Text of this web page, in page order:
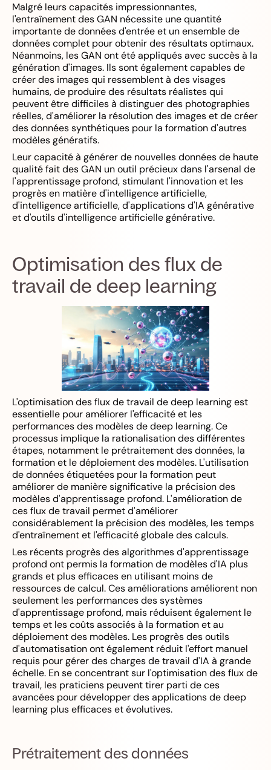
Malgré leurs capacités impressionnantes,
l'entraînement des GAN nécessite une quantité
importante de données d'entrée et un ensemble de
données complet pour obtenir des résultats optimaux.
Néanmoins, les GAN ont été appliqués avec succès à la
génération d'images. Ils sont également capables de
créer des images qui ressemblent à des visages
humains, de produire des résultats réalistes qui
peuvent être difficiles à distinguer des photographies
réelles, d'améliorer la résolution des images et de créer
des données synthétiques pour la formation d'autres
modèles génératifs.
Leur capacité à générer de nouvelles données de haute
qualité fait des GAN un outil précieux dans l'arsenal de
l'apprentissage profond, stimulant l'innovation et les
progrès en matière d'intelligence artificielle,
d'intelligence artificielle, d'applications d'IA générative
et d'outils d'intelligence artificielle générative.
Optimisation des flux de
travail de deep learning
L'optimisation des flux de travail de deep learning est
essentielle pour améliorer l'efficacité et les
performances des modèles de deep learning. Ce
processus implique la rationalisation des différentes
étapes, notamment le prétraitement des données, la
formation et le déploiement des modèles. L'utilisation
de données étiquetées pour la formation peut
améliorer de manière significative la précision des
modèles d'apprentissage profond. L'amélioration de
ces flux de travail permet d'améliorer
considérablement la précision des modèles, les temps
d'entraînement et l'efficacité globale des calculs.
Les récents progrès des algorithmes d'apprentissage
profond ont permis la formation de modèles d'IA plus
grands et plus efficaces en utilisant moins de
ressources de calcul. Ces améliorations améliorent non
seulement les performances des systèmes
d'apprentissage profond, mais réduisent également le
temps et les coûts associés à la formation et au
déploiement des modèles. Les progrès des outils
d'automatisation ont également réduit l'effort manuel
requis pour gérer des charges de travail d'IA à grande
échelle. En se concentrant sur l'optimisation des flux de
travail, les praticiens peuvent tirer parti de ces
avancées pour développer des applications de deep
learning plus efficaces et évolutives.
Prétraitement des données